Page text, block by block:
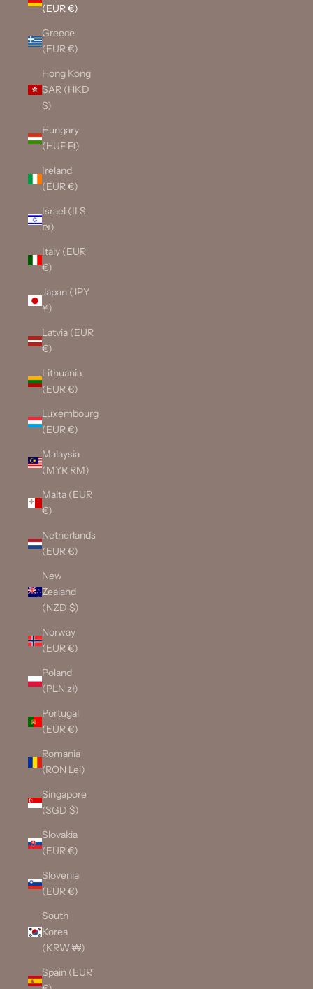
(EUR €)
Greece
(EUR €)
Hong Kong
SAR (HKD
$)
Hungary
(HUF Ft)
Ireland
(EUR €)
Israel (ILS
₪)
Italy (EUR
€)
Japan (JPY
¥)
Latvia (EUR
€)
Lithuania
(EUR €)
Luxembourg
(EUR €)
Malaysia
(MYR RM)
Malta (EUR
€)
Netherlands
(EUR €)
New
Zealand
(NZD $)
Norway
(EUR €)
Poland
(PLN zł)
Portugal
(EUR €)
Romania
(RON Lei)
Singapore
(SGD $)
Slovakia
(EUR €)
Slovenia
(EUR €)
South
Korea
(KRW ₩)
Spain (EUR